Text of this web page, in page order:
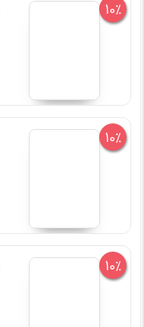
10%
10%
10%